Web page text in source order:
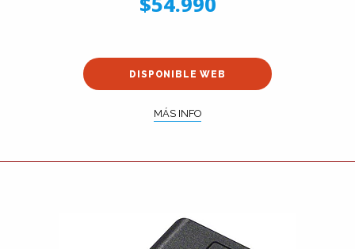
DISPONIBLE WEB
MÁS INFO